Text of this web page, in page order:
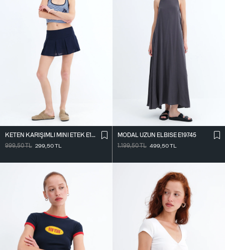
KETEN KARIŞIMLI MINI ETEK E18344
999,50TL 299,50TL
MODAL UZUN ELBISE E19745
1.199,50TL 499,50TL